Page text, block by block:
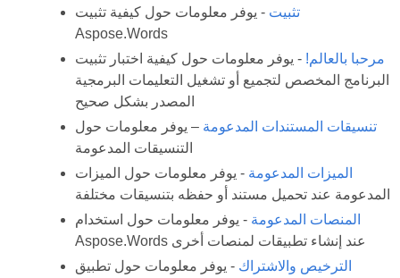
تثبيت - يوفر معلومات حول كيفية تثبيت
Aspose.Words
مرحبا بالعالم! - يوفر معلومات حول كيفية اختبار تثبيت
البرنامج المخصص لتجميع أو تشغيل التعليمات البرمجية
المصدر بشكل صحيح
تنسيقات المستندات المدعومة – يوفر معلومات حول
التنسيقات المدعومة
الميزات المدعومة - يوفر معلومات حول الميزات
المدعومة عند تحميل مستند أو حفظه بتنسيقات مختلفة
المنصات المدعومة - يوفر معلومات حول استخدام
Aspose.Words عند إنشاء تطبيقات لمنصات أخرى
الترخيص والاشتراك - يوفر معلومات حول تطبيق